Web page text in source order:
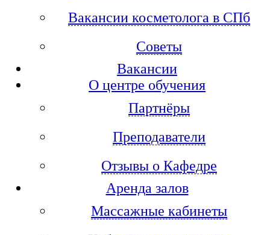
Вакансии косметолога в СПб
Советы
Вакансии
О центре обучения
Партнёры
Преподаватели
Отзывы о Кафедре
Аренда залов
Массажные кабинеты